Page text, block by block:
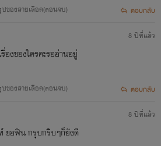
ทที่34 บทสรุปของสายเลือด(ตอนจบ) ตอบกลับ
องของใครคะรออ่านอยู่
ทที่34 บทสรุปของสายเลือด(ตอนจบ)
8 ปีที่แล้ว
ตอบกลับ
ขอฟิน กรุบกริบๆก็ยังดี
8 ปีที่แล้ว